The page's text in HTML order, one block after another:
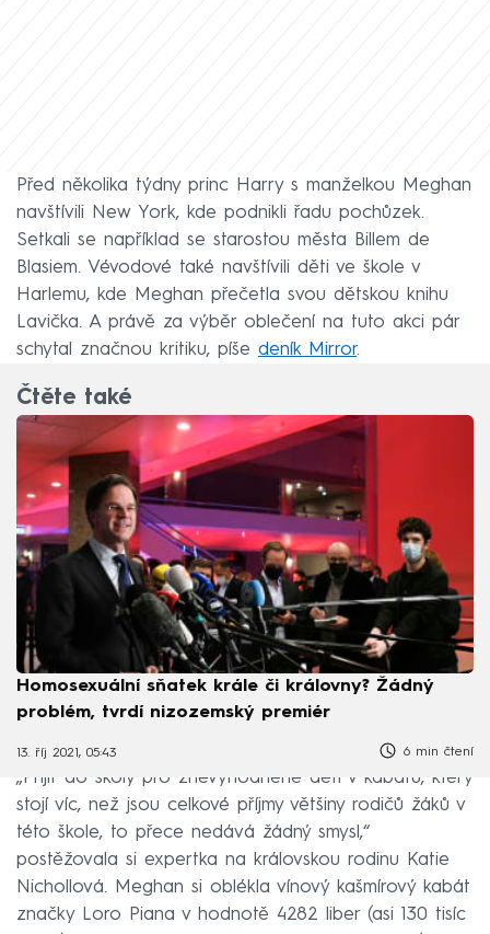
Před několika týdny princ Harry s manželkou Meghan
navštívili New York, kde podnikli řadu pochůzek.
Setkali se například se starostou města Billem de
Blasiem. Vévodové také navštívili děti ve škole v
Harlemu, kde Meghan přečetla svou dětskou knihu
Lavička. A právě za výběr oblečení na tuto akci pár
schytal značnou kritiku, píše deník Mirror.
Čtěte také
Homosexuální sňatek krále či královny? Žádný
problém, tvrdí nizozemský premiér
13. říj 2021, 05:43 6 min čtení
„Přijít do školy pro znevýhodněné děti v kabátu, který
stojí víc, než jsou celkové příjmy většiny rodičů žáků v
této škole, to přece nedává žádný smysl,“
postěžovala si expertka na královskou rodinu Katie
Nichollová. Meghan si oblékla vínový kašmírový kabát
značky Loro Piana v hodnotě 4282 liber (asi 130 tisíc